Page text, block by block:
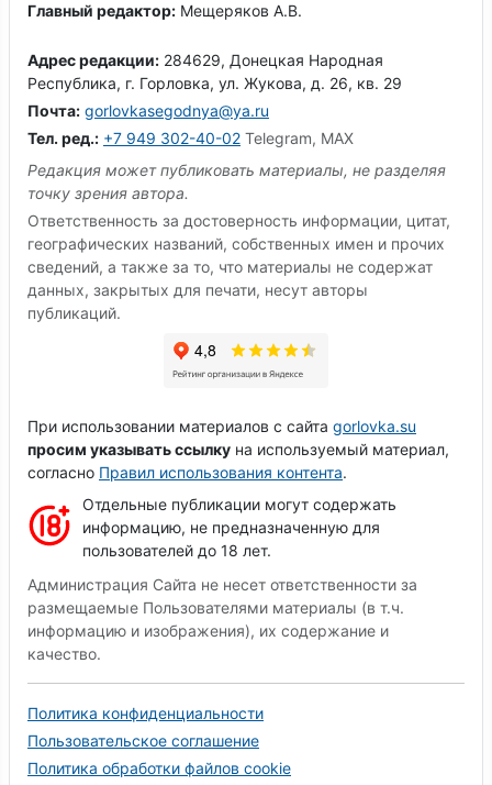
Главный редактор: Мещеряков А.В.
Адрес редакции: 284629, Донецкая Народная
Республика, г. Горловка, ул. Жукова, д. 26, кв. 29
Почта: gorlovkasegodnya@ya.ru
Тел. ред.: +7 949 302-40-02 Telegram, MAX
Редакция может публиковать материалы, не разделяя
точку зрения автора.
Ответственность за достоверность информации, цитат,
географических названий, собственных имен и прочих
сведений, а также за то, что материалы не содержат
данных, закрытых для печати, несут авторы
публикаций.
При использовании материалов с сайта gorlovka.su
просим указывать ссылку на используемый материал,
согласно Правил использования контента.
Отдельные публикации могут содержать
информацию, не предназначенную для
пользователей до 18 лет.
Администрация Сайта не несет ответственности за
размещаемые Пользователями материалы (в т.ч.
информацию и изображения), их содержание и
качество.
Политика конфиденциальности
Пользовательское соглашение
Политика обработки файлов cookie